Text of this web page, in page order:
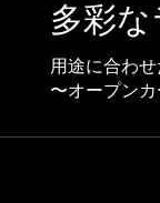
多彩
用途に合わ
〜オープン